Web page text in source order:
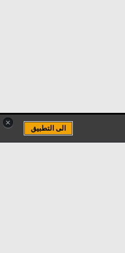
×
الى التطبيق